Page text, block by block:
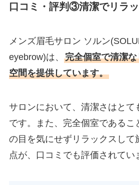
口コミ・評判③清潔でリラ
メンズ眉毛サロン ソルン
eyebrow)は、 完全個室で清潔
空間を提供しています。
サロンにおいて、清潔さはとて
です。また、完全個室であるこ
の目を気にせずリラックスして
点が、口コミでも評価されてい